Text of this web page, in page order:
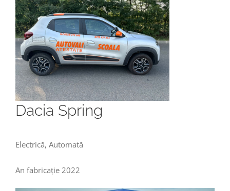
Dacia Spring
Electrică, Automată
An fabricație 2022